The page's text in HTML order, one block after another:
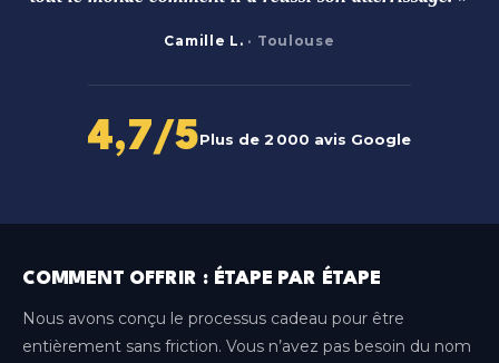
Camille L. · Toulouse
4,7/5Plus de 2 000 avis Google
COMMENT OFFRIR : ÉTAPE PAR ÉTAPE
Nous avons conçu le processus cadeau pour être
entièrement sans friction. Vous n’avez pas besoin du nom